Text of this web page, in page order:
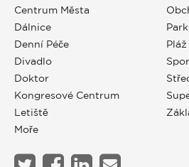
Centrum Města
Dálnice
Denní Péče
Divadlo
Doktor
Kongresové Centrum
Letiště
Moře
Park
Pláž